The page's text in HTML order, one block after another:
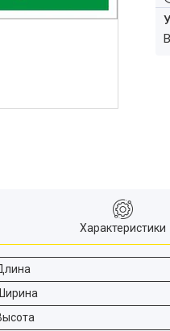
Характеристики